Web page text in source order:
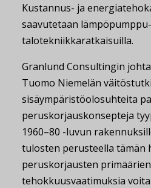
Kustannus- ja
saavutetaan
talotekniikkaratkaisuilla.
Granlund Consultingin
Tuomo Niemelän
sisäympäristöolosuhteita
peruskorjauskonsepteja
1960–80 -luvun
tulosten perusteella tämän
peruskorjausten
tehokkuusvaatimuksia